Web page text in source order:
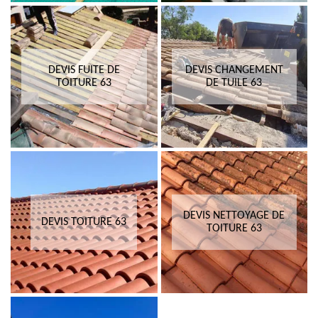
DEVIS FUITE DE
TOITURE 63
DEVIS CHANGEMENT
DE TUILE 63
DEVIS TOITURE 63
DEVIS NETTOYAGE DE
TOITURE 63